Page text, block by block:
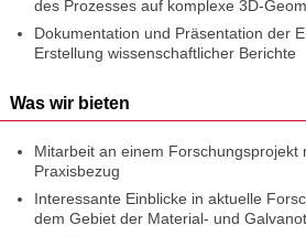
des Prozesses auf komplexe 3D-
Dokumentation und Präsentation der
Erstellung wissenschaftlicher Berichte
Was wir bieten
Mitarbeit an einem Forschungsprojekt
Praxisbezug
Interessante Einblicke in aktuelle
dem Gebiet der Material- und